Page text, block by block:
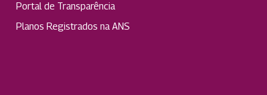
Portal de Transparência
Planos Registrados na ANS